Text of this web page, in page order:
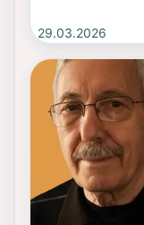
kitabını yazdı
Dara Yayınları
Demokrasi
kitabı ise,
yayımlandı.
Son olarak
ferdi olarak,
üzerinde, Kürd
dev¬letleşmesi
29.03.2026